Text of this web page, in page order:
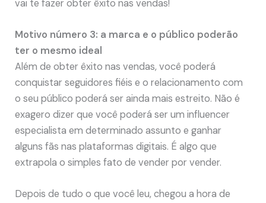
vai te fazer obter êxito nas vendas!
Motivo número 3: a marca e o público poderão
ter o mesmo ideal
Além de obter êxito nas vendas, você poderá
conquistar seguidores fiéis e o relacionamento com
o seu público poderá ser ainda mais estreito. Não é
exagero dizer que você poderá ser um influencer
especialista em determinado assunto e ganhar
alguns fãs nas plataformas digitais. É algo que
extrapola o simples fato de vender por vender.
Depois de tudo o que você leu, chegou a hora de